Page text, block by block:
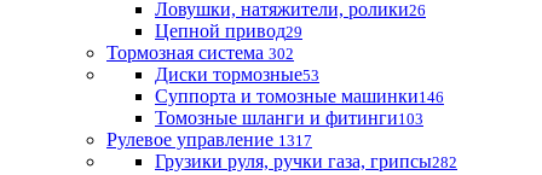
Ловушки, натяжители, ролики26
Цепной привод29
Тормозная система 302
Диски тормозные53
Суппорта и томозные машинки146
Томозные шланги и фитинги103
Рулевое управление 1317
Грузики руля, ручки газа, грипсы282